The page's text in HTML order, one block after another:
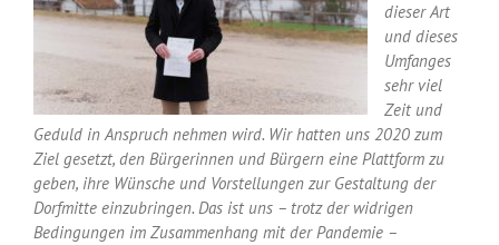
dieser Art
und dieses
Umfanges
sehr viel
Zeit und
Geduld in Anspruch nehmen wird. Wir hatten uns 2020 zum
Ziel gesetzt, den Bürgerinnen und Bürgern eine Plattform zu
geben, ihre Wünsche und Vorstellungen zur Gestaltung der
Dorfmitte einzubringen. Das ist uns – trotz der widrigen
Bedingungen im Zusammenhang mit der Pandemie –